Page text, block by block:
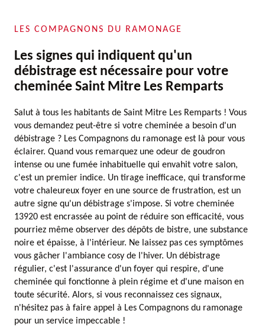
LES COMPAGNONS DU RAMONAGE
Les signes qui indiquent qu'un
débistrage est nécessaire pour votre
cheminée Saint Mitre Les Remparts
Salut à tous les habitants de Saint Mitre Les Remparts ! Vous
vous demandez peut-être si votre cheminée a besoin d'un
débistrage ? Les Compagnons du ramonage est là pour vous
éclairer. Quand vous remarquez une odeur de goudron
intense ou une fumée inhabituelle qui envahit votre salon,
c'est un premier indice. Un tirage inefficace, qui transforme
votre chaleureux foyer en une source de frustration, est un
autre signe qu'un débistrage s'impose. Si votre cheminée
13920 est encrassée au point de réduire son efficacité, vous
pourriez même observer des dépôts de bistre, une substance
noire et épaisse, à l'intérieur. Ne laissez pas ces symptômes
vous gâcher l'ambiance cosy de l'hiver. Un débistrage
régulier, c'est l'assurance d'un foyer qui respire, d'une
cheminée qui fonctionne à plein régime et d'une maison en
toute sécurité. Alors, si vous reconnaissez ces signaux,
n'hésitez pas à faire appel à Les Compagnons du ramonage
pour un service impeccable !